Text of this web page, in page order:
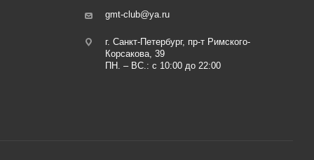
gmt-club@ya.ru
г. Санкт-Петербург, пр-т Римского-
Корсакова, 39
ПН. – ВС.: с 10:00 до 22:00